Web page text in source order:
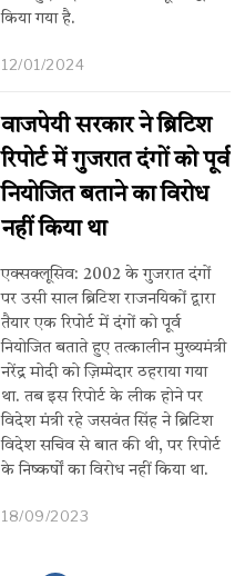
किया गया है.
12/01/2024
वाजपेयी सरकार ने ब्रिटिश
रिपोर्ट में गुजरात दंगों को पूर्व
नियोजित बताने का विरोध
नहीं किया था
एक्सक्लूसिव: 2002 के गुजरात दंगों
पर उसी साल ब्रिटिश राजनयिकों द्वारा
तैयार एक रिपोर्ट में दंगों को पूर्व
नियोजित बताते हुए तत्कालीन मुख्यमंत्री
नरेंद्र मोदी को ज़िम्मेदार ठहराया गया
था. तब इस रिपोर्ट के लीक होने पर
विदेश मंत्री रहे जसवंत सिंह ने ब्रिटिश
विदेश सचिव से बात की थी, पर रिपोर्ट
के निष्कर्षों का विरोध नहीं किया था.
18/09/2023